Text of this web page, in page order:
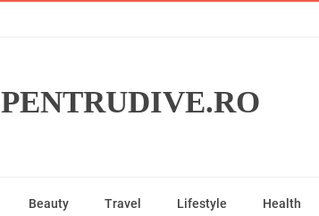
PENTRUDIVE.RO
Beauty Travel Lifestyle Health